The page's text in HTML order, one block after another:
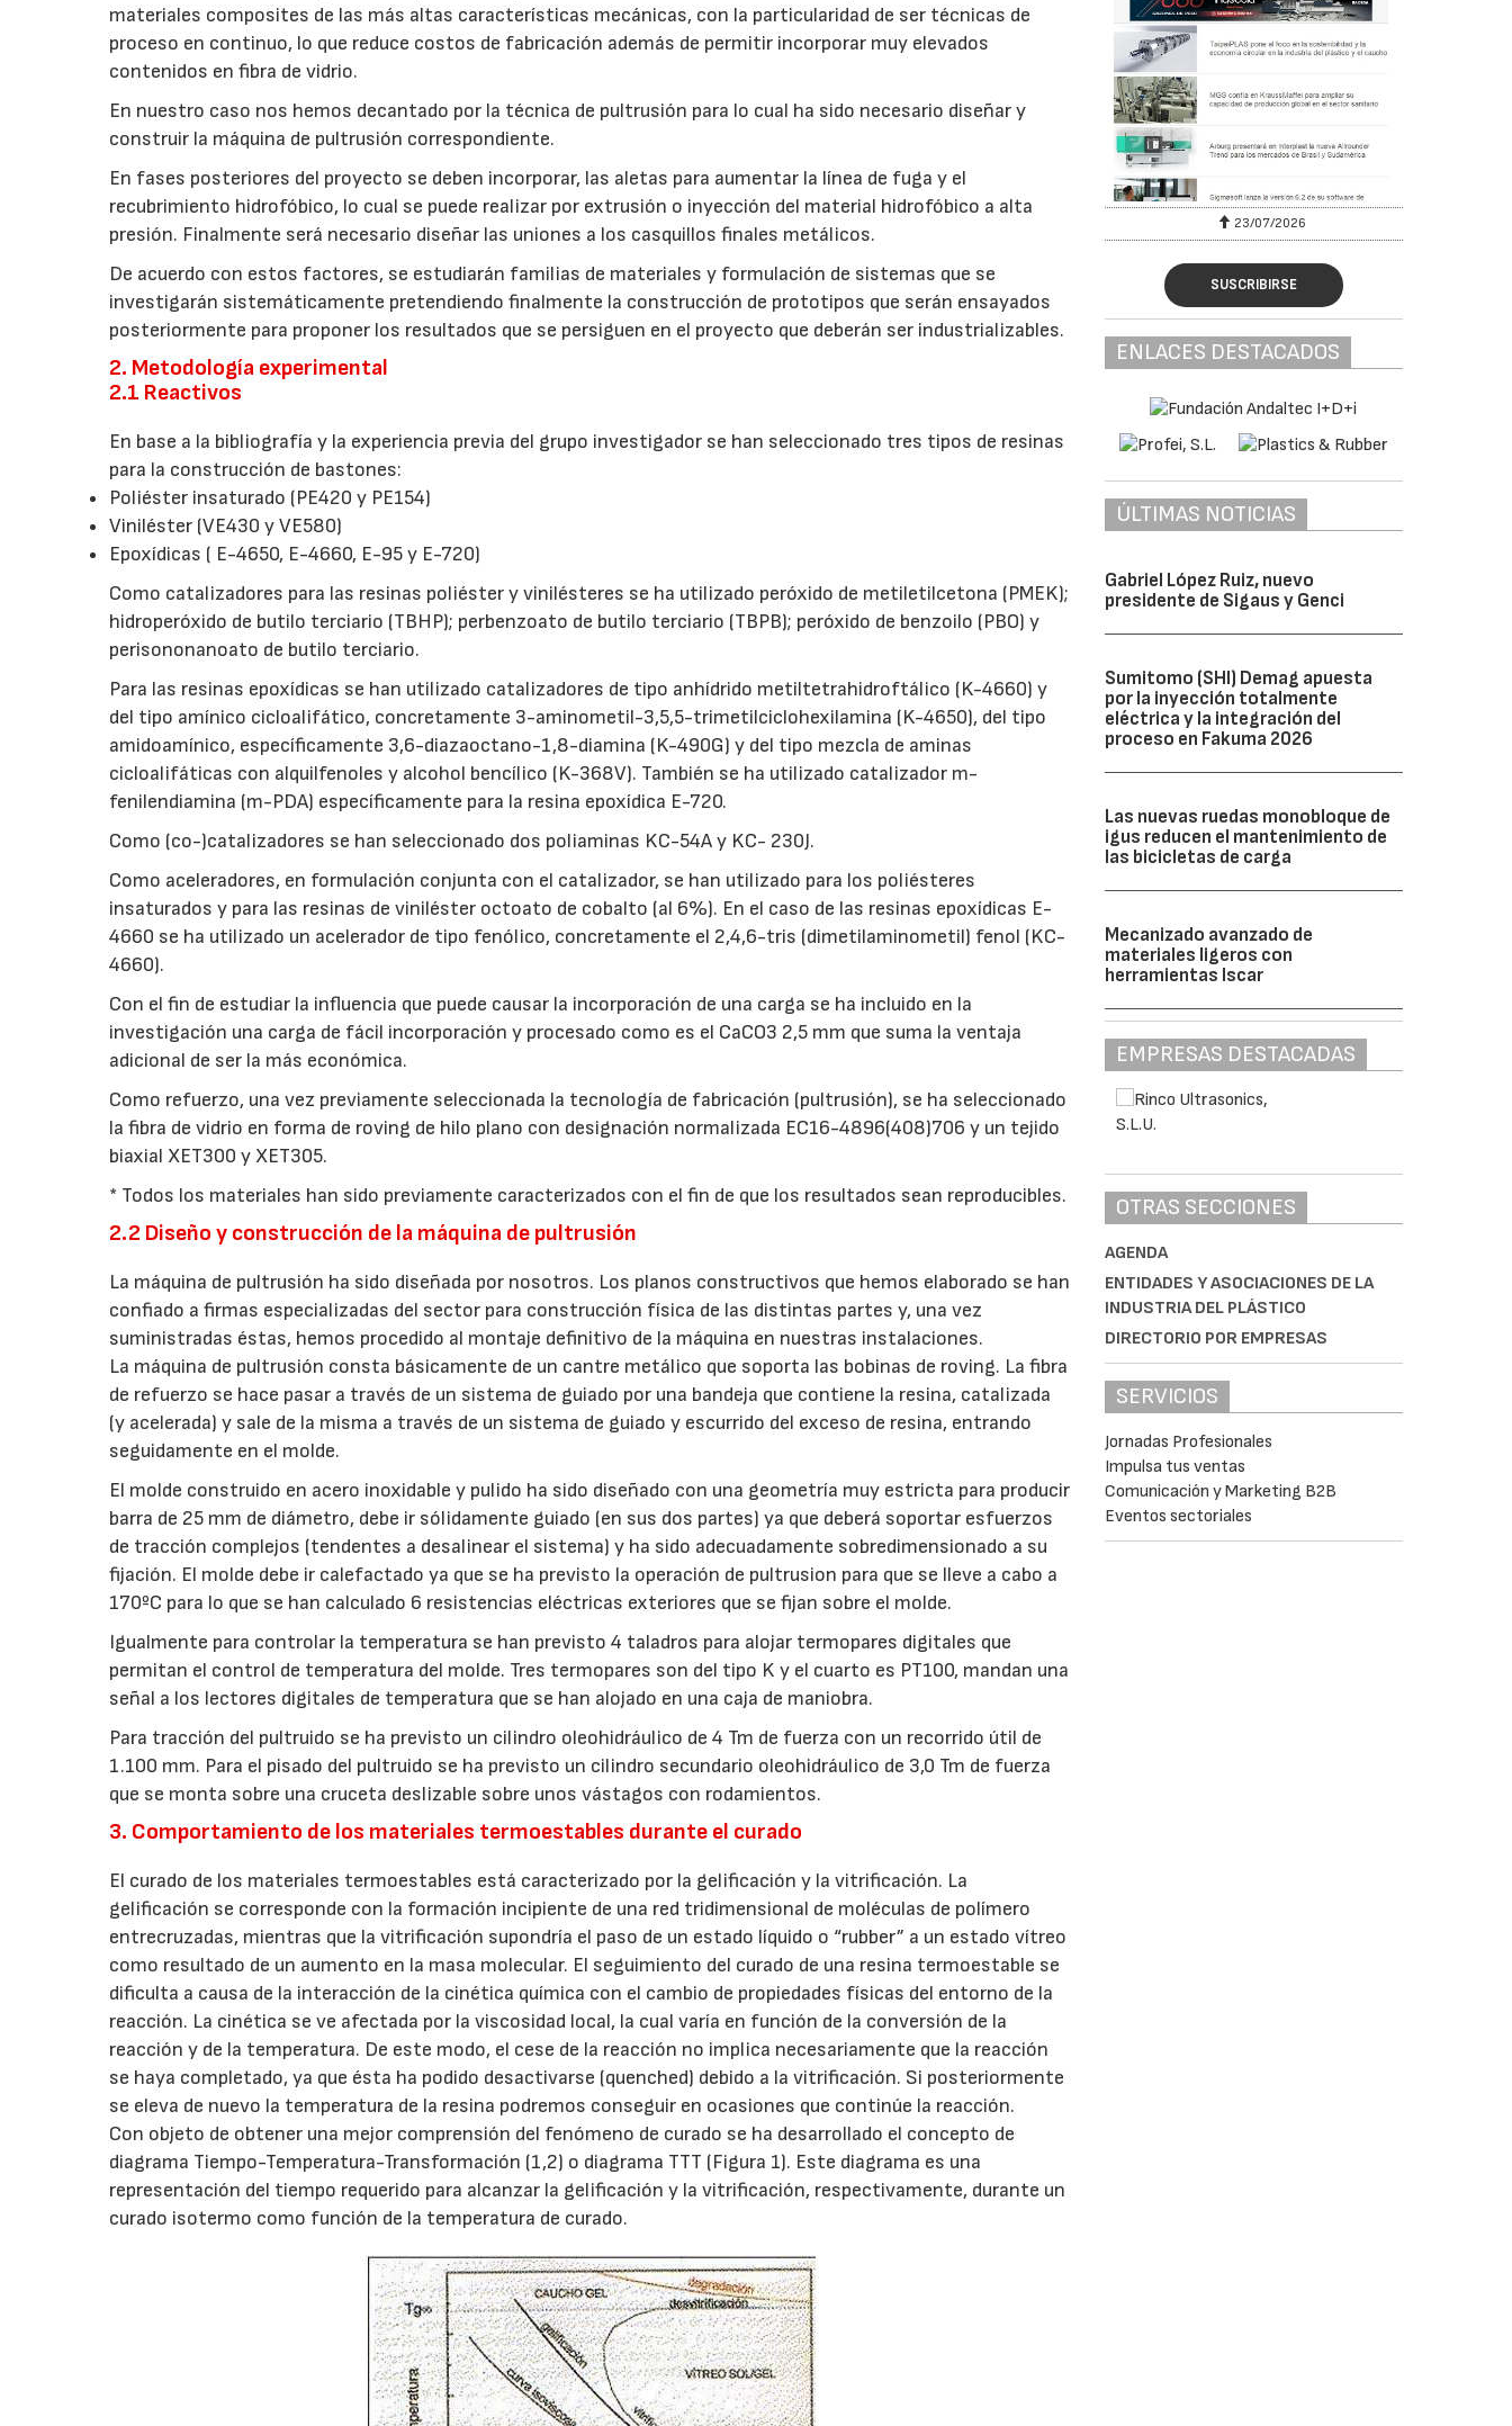
materiales composites de las más altas características mecánicas, con la particularidad de ser técnicas de
proceso en continuo, lo que reduce costos de fabricación además de permitir incorporar muy elevados
contenidos en fibra de vidrio.
En nuestro caso nos hemos decantado por la técnica de pultrusión para lo cual ha sido necesario diseñar y
construir la máquina de pultrusión correspondiente.
En fases posteriores del proyecto se deben incorporar, las aletas para aumentar la línea de fuga y el
recubrimiento hidrofóbico, lo cual se puede realizar por extrusión o inyección del material hidrofóbico a alta
presión. Finalmente será necesario diseñar las uniones a los casquillos finales metálicos.
De acuerdo con estos factores, se estudiarán familias de materiales y formulación de sistemas que se
investigarán sistemáticamente pretendiendo finalmente la construcción de prototipos que serán ensayados
posteriormente para proponer los resultados que se persiguen en el proyecto que deberán ser industrializables.
2. Metodología experimental
2.1 Reactivos
En base a la bibliografía y la experiencia previa del grupo investigador se han seleccionado tres tipos de resinas
para la construcción de bastones:
Poliéster insaturado (PE420 y PE154)
Viniléster (VE430 y VE580)
Epoxídicas ( E-4650, E-4660, E-95 y E-720)
Como catalizadores para las resinas poliéster y vinilésteres se ha utilizado peróxido de metiletilcetona (PMEK);
hidroperóxido de butilo terciario (TBHP); perbenzoato de butilo terciario (TBPB); peróxido de benzoilo (PBO) y
perisononanoato de butilo terciario.
Para las resinas epoxídicas se han utilizado catalizadores de tipo anhídrido metiltetrahidroftálico (K-4660) y
del tipo amínico cicloalifático, concretamente 3-aminometil-3,5,5-trimetilciclohexilamina (K-4650), del tipo
amidoamínico, específicamente 3,6-diazaoctano-1,8-diamina (K-490G) y del tipo mezcla de aminas
cicloalifáticas con alquilfenoles y alcohol bencílico (K-368V). También se ha utilizado catalizador m-
fenilendiamina (m-PDA) específicamente para la resina epoxídica E-720.
Como (co-)catalizadores se han seleccionado dos poliaminas KC-54A y KC- 230J.
Como aceleradores, en formulación conjunta con el catalizador, se han utilizado para los poliésteres
insaturados y para las resinas de viniléster octoato de cobalto (al 6%). En el caso de las resinas epoxídicas E-
4660 se ha utilizado un acelerador de tipo fenólico, concretamente el 2,4,6-tris (dimetilaminometil) fenol (KC-
4660).
Con el fin de estudiar la influencia que puede causar la incorporación de una carga se ha incluido en la
investigación una carga de fácil incorporación y procesado como es el CaCO3 2,5 mm que suma la ventaja
adicional de ser la más económica.
Como refuerzo, una vez previamente seleccionada la tecnología de fabricación (pultrusión), se ha seleccionado
la fibra de vidrio en forma de roving de hilo plano con designación normalizada EC16-4896(408)706 y un tejido
biaxial XET300 y XET305.
* Todos los materiales han sido previamente caracterizados con el fin de que los resultados sean reproducibles.
2.2 Diseño y construcción de la máquina de pultrusión
La máquina de pultrusión ha sido diseñada por nosotros. Los planos constructivos que hemos elaborado se han
confiado a firmas especializadas del sector para construcción física de las distintas partes y, una vez
suministradas éstas, hemos procedido al montaje definitivo de la máquina en nuestras instalaciones.
La máquina de pultrusión consta básicamente de un cantre metálico que soporta las bobinas de roving. La fibra
de refuerzo se hace pasar a través de un sistema de guiado por una bandeja que contiene la resina, catalizada
(y acelerada) y sale de la misma a través de un sistema de guiado y escurrido del exceso de resina, entrando
seguidamente en el molde.
El molde construido en acero inoxidable y pulido ha sido diseñado con una geometría muy estricta para producir
barra de 25 mm de diámetro, debe ir sólidamente guiado (en sus dos partes) ya que deberá soportar esfuerzos
de tracción complejos (tendentes a desalinear el sistema) y ha sido adecuadamente sobredimensionado a su
fijación. El molde debe ir calefactado ya que se ha previsto la operación de pultrusion para que se lleve a cabo a
170ºC para lo que se han calculado 6 resistencias eléctricas exteriores que se fijan sobre el molde.
Igualmente para controlar la temperatura se han previsto 4 taladros para alojar termopares digitales que
permitan el control de temperatura del molde. Tres termopares son del tipo K y el cuarto es PT100, mandan una
señal a los lectores digitales de temperatura que se han alojado en una caja de maniobra.
Para tracción del pultruido se ha previsto un cilindro oleohidráulico de 4 Tm de fuerza con un recorrido útil de
1.100 mm. Para el pisado del pultruido se ha previsto un cilindro secundario oleohidráulico de 3,0 Tm de fuerza
que se monta sobre una cruceta deslizable sobre unos vástagos con rodamientos.
3. Comportamiento de los materiales termoestables durante el curado
El curado de los materiales termoestables está caracterizado por la gelificación y la vitrificación. La
gelificación se corresponde con la formación incipiente de una red tridimensional de moléculas de polímero
entrecruzadas, mientras que la vitrificación supondría el paso de un estado líquido o “rubber” a un estado vítreo
como resultado de un aumento en la masa molecular. El seguimiento del curado de una resina termoestable se
dificulta a causa de la interacción de la cinética química con el cambio de propiedades físicas del entorno de la
reacción. La cinética se ve afectada por la viscosidad local, la cual varía en función de la conversión de la
reacción y de la temperatura. De este modo, el cese de la reacción no implica necesariamente que la reacción
se haya completado, ya que ésta ha podido desactivarse (quenched) debido a la vitrificación. Si posteriormente
se eleva de nuevo la temperatura de la resina podremos conseguir en ocasiones que continúe la reacción.
Con objeto de obtener una mejor comprensión del fenómeno de curado se ha desarrollado el concepto de
diagrama Tiempo-Temperatura-Transformación (1,2) o diagrama TTT (Figura 1). Este diagrama es una
representación del tiempo requerido para alcanzar la gelificación y la vitrificación, respectivamente, durante un
curado isotermo como función de la temperatura de curado.
23/07/2026 23/07/2026
SUSCRIBIRSE
ENLACES DESTACADOS
ÚLTIMAS NOTICIAS
Gabriel López Ruiz, nuevo
presidente de Sigaus y Genci
Sumitomo (SHI) Demag apuesta
por la inyección totalmente
eléctrica y la integración del
proceso en Fakuma 2026
Las nuevas ruedas monobloque de
igus reducen el mantenimiento de
las bicicletas de carga
Mecanizado avanzado de
materiales ligeros con
herramientas Iscar
EMPRESAS DESTACADAS
OTRAS SECCIONES
AGENDA
ENTIDADES Y ASOCIACIONES DE LA
INDUSTRIA DEL PLÁSTICO
DIRECTORIO POR EMPRESAS
SERVICIOS
Jornadas Profesionales
Impulsa tus ventas
Comunicación y Marketing B2B
Eventos sectoriales